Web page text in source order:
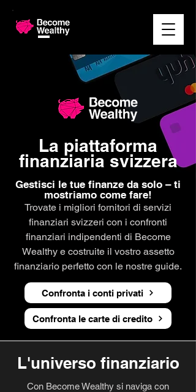
La piattaforma
finanziaria svizzera
Gestisci le tue finanze da solo – ti
mostriamo come fare!
Trovate i migliori fornitori di servizi
finanziari svizzeri con i confronti
finanziari indipendenti di Become
Wealthy e costruite il vostro assetto
finanziario perfetto con le nostre guide.
Confronta i conti privati
Confronta le carte di credito
L'universo finanziario
Con Become Wealthy si naviga con